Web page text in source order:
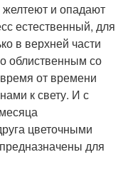
и опадают
естественный, для
в верхней части
облиственным со
от времени
к свету. И с
цветочными
для